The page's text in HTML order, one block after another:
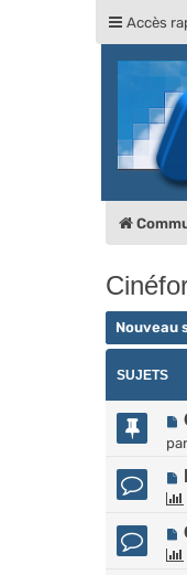
Accès
Nouveau
SUJETS
par